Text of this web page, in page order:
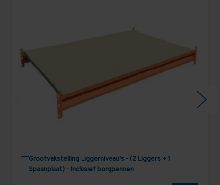
Grootvakstelling Liggerniveau's - (2 Liggers + 1
Spaanplaat) - Inclusief borgpennen